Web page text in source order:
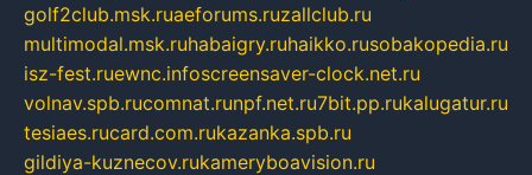
golf2club.msk.ruaeforums.ruzallclub.ru
multimodal.msk.ruhabaigry.ruhaikko.rusobakopedia.ru
isz-fest.ruewnc.infoscreensaver-clock.net.ru
volnav.spb.rucomnat.runpf.net.ru7bit.pp.rukalugatur.ru
tesiaes.rucard.com.rukazanka.spb.ru
gildiya-kuznecov.rukameryboavision.ru